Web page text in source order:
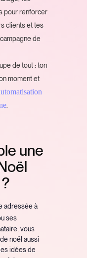
pour renforcer
clients et tes
de
de tout : ton
moment et
une
adressée à
ses
vous
noël aussi
idées de